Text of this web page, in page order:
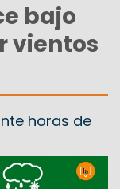
bajo
vientos
horas de